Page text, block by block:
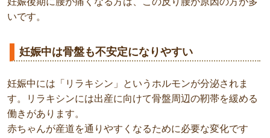
いです。
妊娠中は骨盤も不安定になりやすい
妊娠中には「リラキシン」というホルモンが分泌されま
す。リラキシンには出産に向けて骨盤周辺の靭帯を緩める
働きがあります。
赤ちゃんが産道を通りやすくなるために必要な変化です